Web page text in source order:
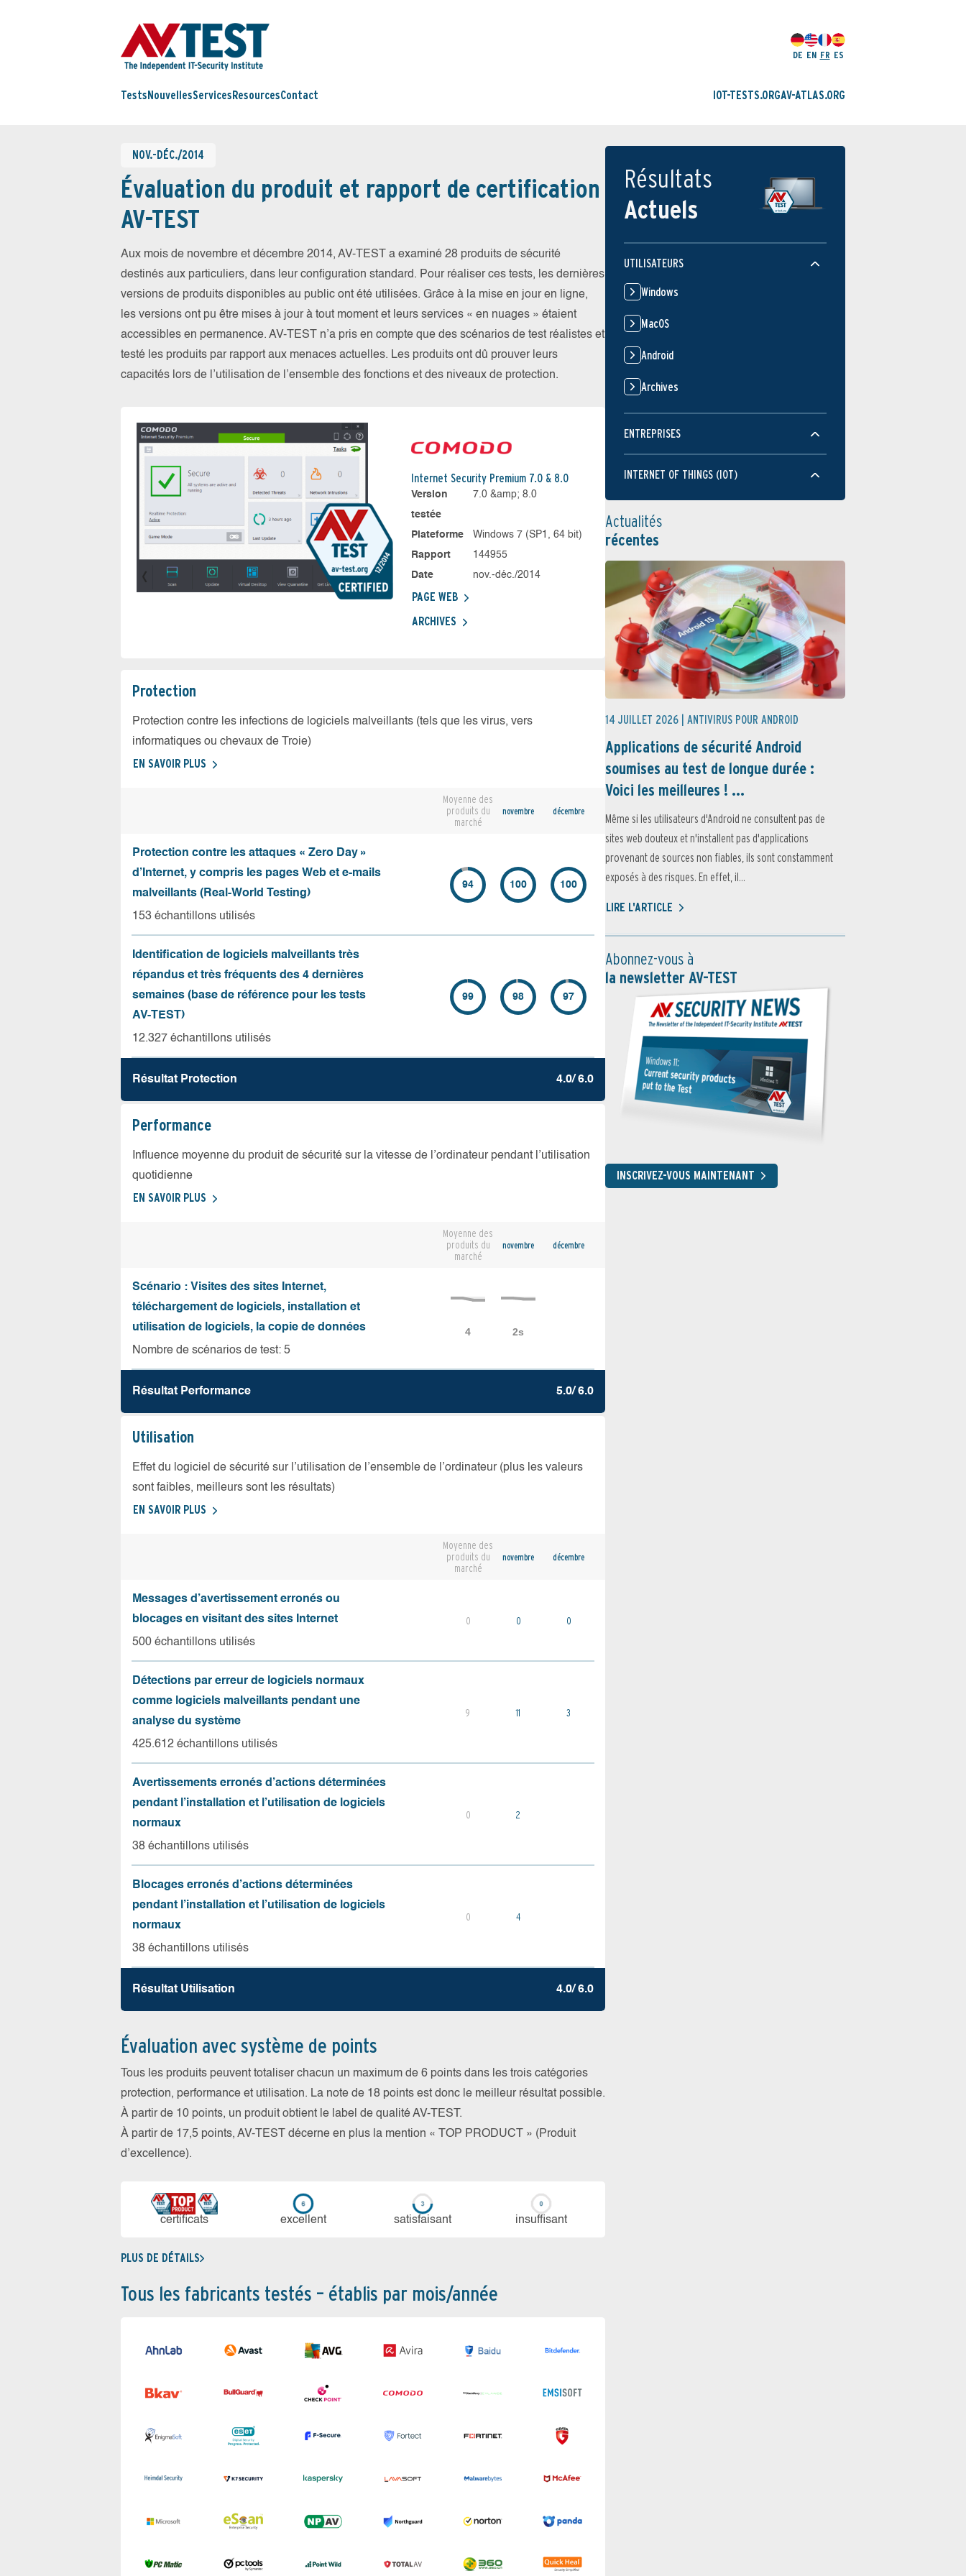
DE EN FR ES
Tests NouvellesServices ResourcesContact IOT-TESTS.ORGAV-ATLAS.ORG
NOV.-DÉC./2014
Évaluation du produit et rapport de certification
AV-TEST
Aux mois de novembre et décembre 2014, AV-TEST a examiné 28 produits de sécurité
destinés aux particuliers, dans leur configuration standard. Pour réaliser ces tests, les dernières
versions de produits disponibles au public ont été utilisées. Grâce à la mise en jour en ligne,
les versions ont pu être mises à jour à tout moment et leurs services « en nuages » étaient
accessibles en permanence. AV-TEST n’a pris en compte que des scénarios de test réalistes et
testé les produits par rapport aux menaces actuelles. Les produits ont dû prouver leurs
capacités lors de l’utilisation de l’ensemble des fonctions et des niveaux de protection.
Internet Security Premium 7.0 & 8.0
Version
testée
7.0 &amp; 8.0
Plateforme
Windows 7 (SP1, 64 bit)
Rapport
144955
Date
nov.-déc./2014
PAGE WEB
ARCHIVES
Protection
Protection contre les infections de logiciels malveillants (tels que les virus, vers
informatiques ou chevaux de Troie)
EN SAVOIR PLUS
Moyenne des
produits du
marché
novembre décembre
Protection contre les attaques « Zero Day »
d’Internet, y compris les pages Web et e-mails
malveillants (Real-World Testing)
153 échantillons utilisés
94 100 100
Identification de logiciels malveillants très
répandus et très fréquents des 4 dernières
semaines (base de référence pour les tests
AV-TEST)
12.327 échantillons utilisés
99 98 97
Résultat Protection 4.0/ 6.0
Performance
Influence moyenne du produit de sécurité sur la vitesse de l’ordinateur pendant l’utilisation
quotidienne
EN SAVOIR PLUS
Moyenne des
produits du
marché
novembre décembre
Scénario : Visites des sites Internet,
téléchargement de logiciels, installation et
utilisation de logiciels, la copie de données
Nombre de scénarios de test: 5
Résultat Performance 5.0/ 6.0
Utilisation
Effet du logiciel de sécurité sur l’utilisation de l’ensemble de l’ordinateur (plus les valeurs
sont faibles, meilleurs sont les résultats)
EN SAVOIR PLUS
Moyenne des
produits du
marché
novembre décembre
Messages d’avertissement erronés ou
blocages en visitant des sites Internet
500 échantillons utilisés
0 0 0
Détections par erreur de logiciels normaux
comme logiciels malveillants pendant une
analyse du système
425.612 échantillons utilisés
9 11 3
Avertissements erronés d’actions déterminées
pendant l’installation et l’utilisation de logiciels
normaux
38 échantillons utilisés
0 2
Blocages erronés d’actions déterminées
pendant l’installation et l’utilisation de logiciels
normaux
38 échantillons utilisés
0 4
Résultat Utilisation 4.0/ 6.0
Évaluation avec système de points
Tous les produits peuvent totaliser chacun un maximum de 6 points dans les trois catégories
protection, performance et utilisation. La note de 18 points est donc le meilleur résultat possible.
À partir de 10 points, un produit obtient le label de qualité AV-TEST.
À partir de 17,5 points, AV-TEST décerne en plus la mention « TOP PRODUCT » (Produit
d’excellence).
certi­ficats ex­cellent sa­tis­fai­sant in­suf­fi­sant
PLUS DE DÉTAILS
Tous les fabricants testés – établis par mois/année
Résultats
Actuels
UTILISATEURS
Windows
MacOS
Android
Archives
ENTREPRISES
INTERNET OF THINGS (IOT)
Actualités
récentes
14 JUILLET 2026 | ANTIVIRUS POUR ANDROID
Applications de sécurité Android
soumises au test de longue durée :
Voici les meilleures ! ...
Même si les utilisateurs d'Android ne consultent pas de
sites web douteux et n'installent pas d'applications
provenant de sources non fiables, ils sont constamment
exposés à des risques. En effet, il...
LIRE L'ARTICLE
Abonnez-vous à
la newsletter AV-TEST
INSCRIVEZ-VOUS MAINTENANT